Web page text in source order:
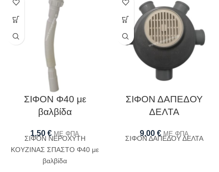
ΣΙΦΟΝ Φ40 με
βαλβίδα
1,50 € ΜΕ ΦΠΑ
ΣΙΦΟΝ ΝΕΡΟΧΥΤΗ
ΚΟΥΖΙΝΑΣ ΣΠΑΣΤΟ Φ40 με
βαλβίδα
ΣΙΦΟΝ ΔΑΠΕΔΟΥ
ΔΕΛΤΑ
9,00 € ΜΕ ΦΠΑ
ΣΙΦΟΝ ΔΑΠΕΔΟΥ ΔΕΛΤΑ